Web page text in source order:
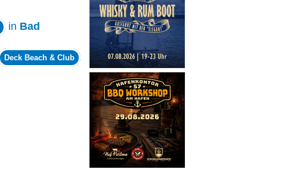
in Bad
Deck Beach & Club